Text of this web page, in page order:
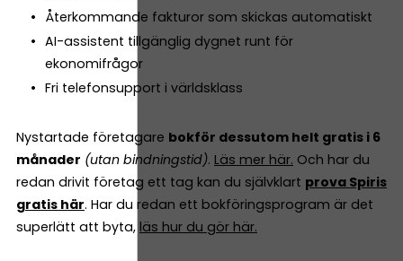
Återkommande fakturor som skickas automatiskt
AI-assistent tillgänglig dygnet runt för
ekonomifrågor
Fri telefonsupport i världsklass
Nystartade företagare bokför dessutom helt gratis i 6
månader (utan bindningstid). Läs mer här. Och har du
redan drivit företag ett tag kan du självklart prova Spiris
gratis här. Har du redan ett bokföringsprogram är det
superlätt att byta, läs hur du gör här.